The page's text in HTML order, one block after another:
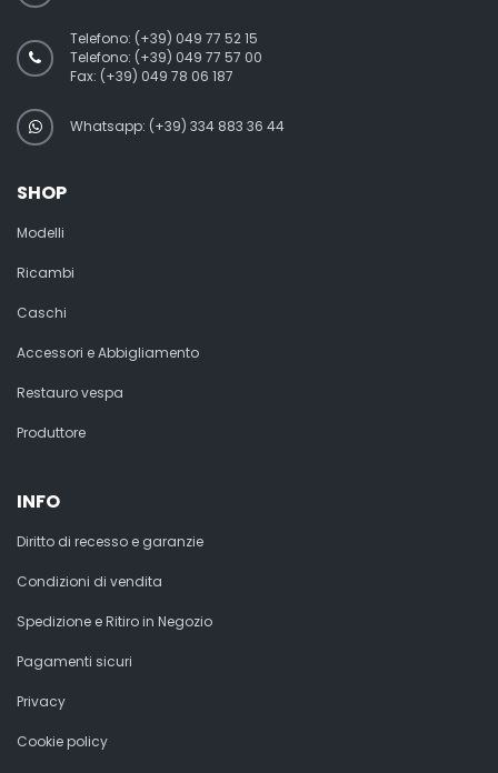
Telefono: (+39) 049 77 52 15
Telefono: (+39) 049 77 57 00
Fax: (+39) 049 78 06 187
Whatsapp: (+39) 334 883 36 44
SHOP
Modelli
Ricambi
Caschi
Accessori e Abbigliamento
Restauro vespa
Produttore
INFO
Diritto di recesso e garanzie
Condizioni di vendita
Spedizione e Ritiro in Negozio
Pagamenti sicuri
Privacy
Cookie policy